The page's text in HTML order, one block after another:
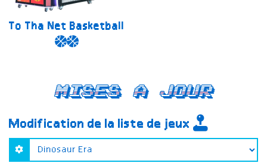
To Tha Net Basketball
Mises a jour
Modification de la liste de jeux